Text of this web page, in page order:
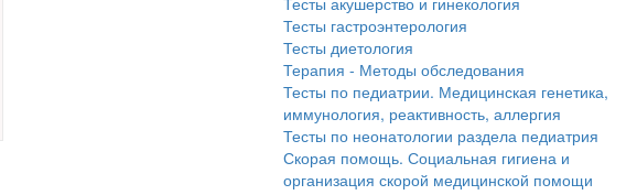
Тесты гастроэнтерология
Тесты диетология
Терапия - Методы обследования
Тесты по педиатрии. Медицинская генетика,
иммунология, реактивность, аллергия
Тесты по неонатологии раздела педиатрия
Скорая помощь. Социальная гигиена и
организация скорой медицинской помощи